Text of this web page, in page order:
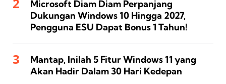
Microsoft Diam Diam Perpanjang
Dukungan Windows 10 Hingga 2027,
Pengguna ESU Dapat Bonus 1 Tahun!
Mantap, Inilah 5 Fitur Windows 11 yang
Akan Hadir Dalam 30 Hari Kedepan